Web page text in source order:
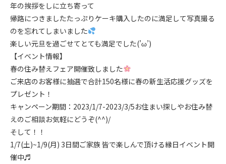
年の挨拶をしに立ち寄って
帰路につきましたたっぷりケーキ購入したのに満足して写真撮る
のを忘れてしまいました
楽しい元旦を過ごせてとても満足でした(’ω’)
【イベント情報】
春の住み替えフェア開催致しました
ご来店のお客様に抽選で合計150名様に春の新生活応援グッズを
プレゼント！
キャンペーン期間：2023/1/7-2023/3/5お住まい探しやお住み替
えのご相談お気軽にどうぞ(^^)/
そして！！
1/7(土)~1/9(月) 3日間ご家族 皆で楽しんで頂ける縁日イベント開
催中♬